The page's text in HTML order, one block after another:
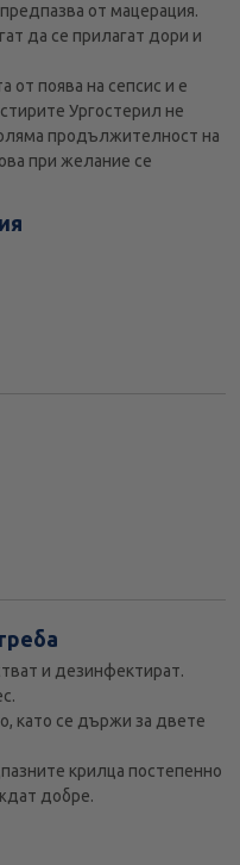
от мацерация.
да се прилагат дори и
от поява на сепсис и е
Ургостерил не
продължителност на
при желание се
и дезинфектират.
като се държи за двете
крилца постепенно
добре.